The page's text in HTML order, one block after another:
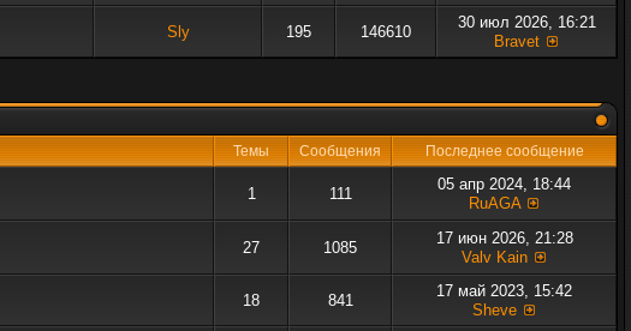
Sly 195 146610
30 июл 2026, 16:21
Bravet
Темы Сообщения Последнее сообщение
1 111
05 апр 2024, 18:44
RuAGA
27 1085
17 июн 2026, 21:28
Valv Kain
18 841
17 май 2023, 15:42
Sheve